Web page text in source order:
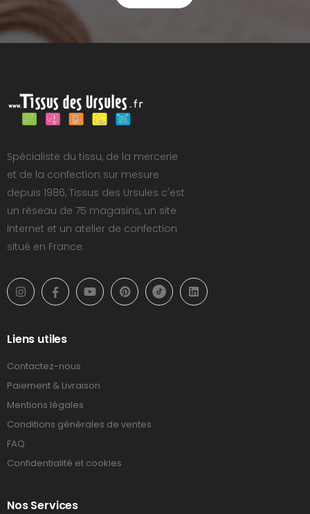
Spécialiste du tissu, de la mercerie
et de la confection sur mesure
depuis 1986, Tissus des Ursules c'est
un réseau de 75 magasins, un site
Internet et un atelier de confection
situé en France.
Liens utiles
Contactez-nous
Paiement & Livraison
Mentions légales
Conditions générales de ventes
FAQ
Confidentialité et cookies
Nos Services